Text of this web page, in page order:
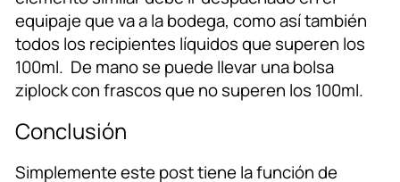
equipaje que va a la bodega, como así también
todos los recipientes líquidos que superen los
100ml. De mano se puede llevar una bolsa
ziplock con frascos que no superen los 100ml.
Conclusión
Simplemente este post tiene la función de